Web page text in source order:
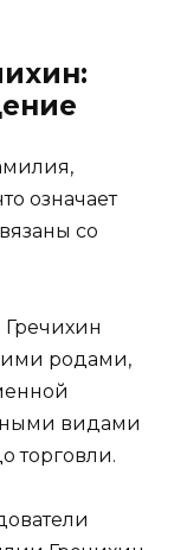
означает
со
родами,
видами
торговли.